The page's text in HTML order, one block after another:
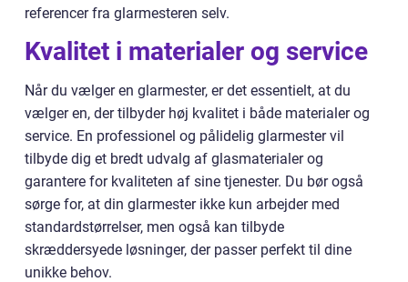
referencer fra glarmesteren selv.
Kvalitet i materialer og service
Når du vælger en glarmester, er det essentielt, at du
vælger en, der tilbyder høj kvalitet i både materialer og
service. En professionel og pålidelig glarmester vil
tilbyde dig et bredt udvalg af glasmaterialer og
garantere for kvaliteten af sine tjenester. Du bør også
sørge for, at din glarmester ikke kun arbejder med
standardstørrelser, men også kan tilbyde
skræddersyede løsninger, der passer perfekt til dine
unikke behov.